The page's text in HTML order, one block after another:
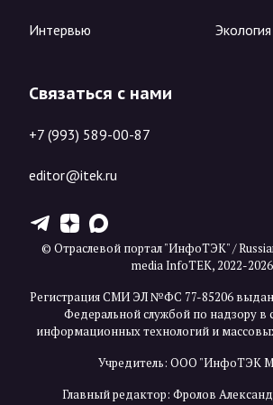
Интервью Экология
Связаться с нами
+7 (993) 589-00-87
editor@itek.ru
T Z X
© Отраслевой портал "ИнфоТЭК" /
media InfoTEK, 2022-2026
Регистрация СМИ ЭЛ №ФС 77-85206 выдана
Федеральной службой по надзору в
информационных технологий и
Учредитель: ООО "ИнфоТЭК
Главный редактор: Фролов